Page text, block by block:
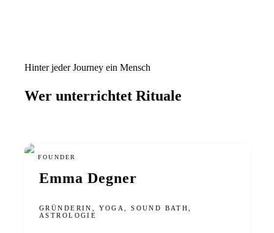
Hinter jeder Journey ein Mensch
Wer unterrichtet Rituale
FOUNDER
Emma Degner
GRÜNDERIN, YOGA, SOUND BATH,
ASTROLOGIE